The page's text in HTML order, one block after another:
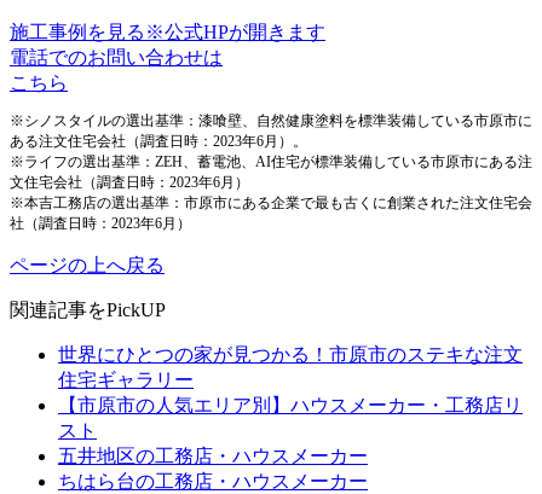
施工事例を見る ※公式HPが開きます
電話でのお問い合わせは
こちら
※シノスタイルの選出基準：漆喰壁、自然健康塗料を標準装備している市原市に
ある注文住宅会社（調査日時：2023年6月）。
※ライフの選出基準：ZEH、蓄電池、AI住宅が標準装備している市原市にある注
文住宅会社（調査日時：2023年6月）
※本吉工務店の選出基準：市原市にある企業で最も古くに創業された注文住宅会
社（調査日時：2023年6月）
ページの上へ戻る
関連記事をPickUP
世界にひとつの家が見つかる！市原市のステキな注文
住宅ギャラリー
【市原市の人気エリア別】ハウスメーカー・工務店リ
スト
五井地区の工務店・ハウスメーカー
ちはら台の工務店・ハウスメーカー